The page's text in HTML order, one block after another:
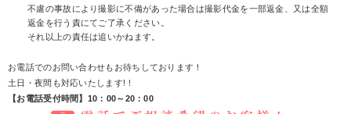
不慮の事故により撮影に不備があった場合は撮影代金を一部返金、又は全額
返金を行う責にてご了承ください。
それ以上の責任は追いかねます。
お電話でのお問い合わせもお待ちしております！
土日・夜間も対応いたします!！
【お電話受付時間】10：00～20：00